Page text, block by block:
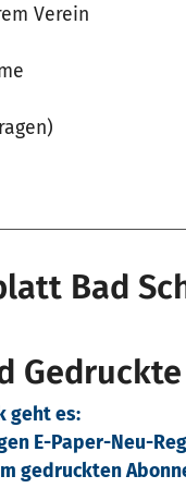
Verein
Bad
geht es:
E-Paper-Neu-
gedruckten